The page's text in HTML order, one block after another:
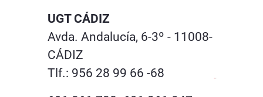
UGT CÁDIZ
Avda. Andalucía, 6-3º - 11008-
CÁDIZ
Tlf.: 956 28 99 66 -68